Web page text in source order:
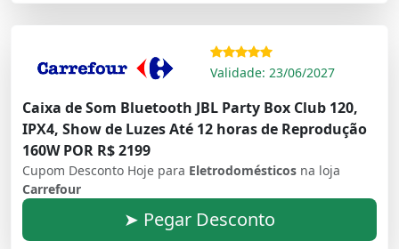
Validade: 23/06/2027
Caixa de Som Bluetooth JBL Party Box Club 120,
IPX4, Show de Luzes Até 12 horas de Reprodução
160W POR R$ 2199
Cupom Desconto Hoje para Eletrodomésticos na loja
Carrefour
➤ Pegar Desconto